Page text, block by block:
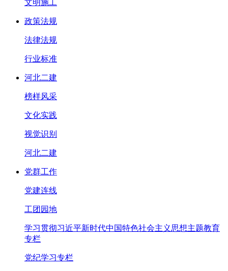
文明施工
政策法规
法律法规
行业标准
河北二建
榜样风采
文化实践
视觉识别
河北二建
党群工作
党建连线
工团园地
学习贯彻习近平新时代中国特色社会主义思想主题教育
专栏
党纪学习专栏